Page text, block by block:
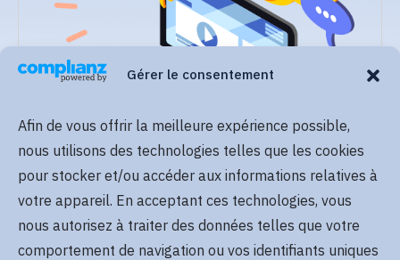
Gérer le consentement
Afin de vous offrir la meilleure expérience possible,
nous utilisons des technologies telles que les cookies
pour stocker et/ou accéder aux informations relatives à
votre appareil. En acceptant ces technologies, vous
nous autorisez à traiter des données telles que votre
comportement de navigation ou vos identifiants uniques
Lire plus